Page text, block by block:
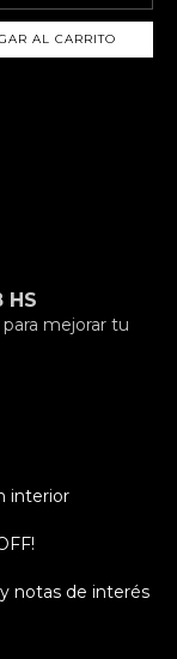
HS
mejorar tu
interior
notas de interés